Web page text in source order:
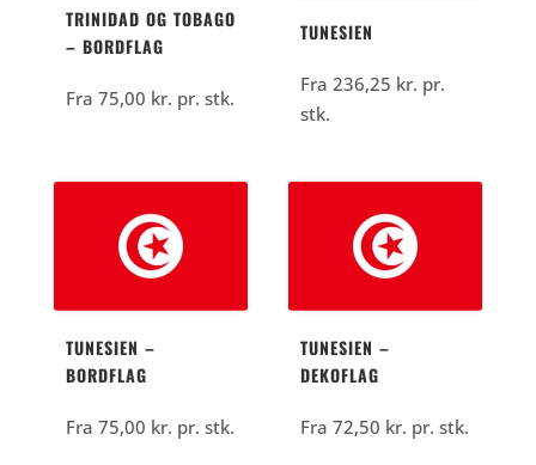
TRINIDAD OG TOBAGO
– BORDFLAG
Fra 75,00 kr. pr. stk.
TUNESIEN
Fra236,25 kr. pr.
stk.
TUNESIEN –
BORDFLAG
Fra 75,00 kr. pr. stk.
TUNESIEN –
DEKOFLAG
Fra72,50 kr. pr. stk.